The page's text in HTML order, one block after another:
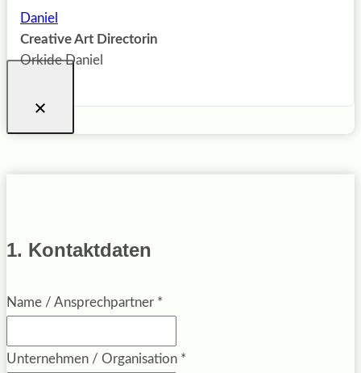
Creative Art Directorin
Orkide Daniel
1. Kontaktdaten
Name / Ansprechpartner *
Unternehmen / Organisation *